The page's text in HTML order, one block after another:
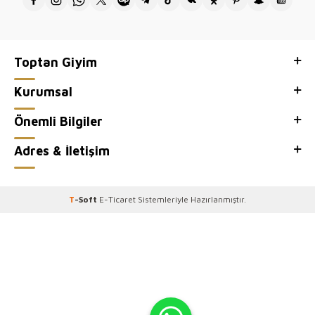
Toptan Giyim
Kurumsal
Önemli Bilgiler
Adres & İletişim
T-Soft E-Ticaret Sistemleriyle Hazırlanmıştır.